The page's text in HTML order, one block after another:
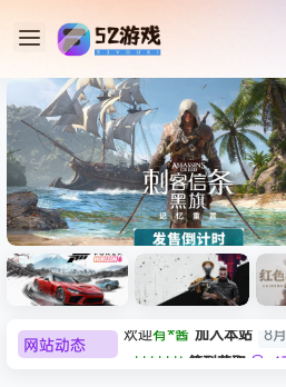
机版/Assassin’s Creed
网站动态 e******i 签到获取 43